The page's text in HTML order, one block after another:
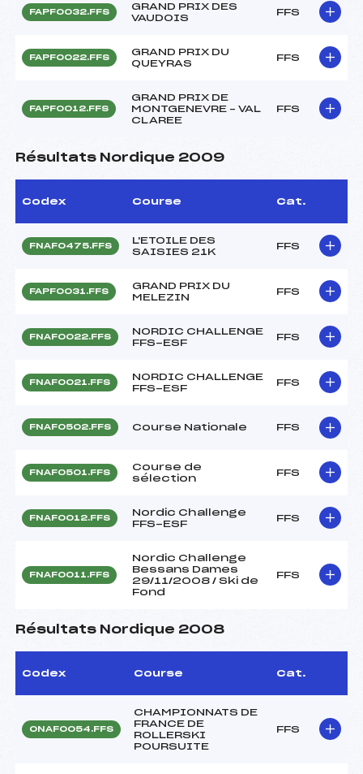
FAPF0032.FFS
GRAND PRIX DES
VAUDOIS
FFS
FAPF0022.FFS
GRAND PRIX DU
QUEYRAS
FFS
FAPF0012.FFS
GRAND PRIX DE
MONTGENEVRE – VAL
CLAREE
FFS
Résultats Nordique 2009
Codex Course Cat.
FNAF0475.FFS
L'ETOILE DES
SAISIES 21K
FFS
FAPF0031.FFS
GRAND PRIX DU
MELEZIN
FFS
FNAF0022.FFS
NORDIC CHALLENGE
FFS-ESF
FFS
FNAF0021.FFS
NORDIC CHALLENGE
FFS-ESF
FFS
FNAF0502.FFS Course Nationale FFS
FNAF0501.FFS
Course de
sélection
FFS
FNAF0012.FFS
Nordic Challenge
FFS-ESF
FFS
FNAF0011.FFS
Nordic Challenge
Bessans Dames
29/11/2008 / Ski de
Fond
FFS
Résultats Nordique 2008
Codex Course Cat.
ONAF0054.FFS
CHAMPIONNATS DE
FRANCE DE
ROLLERSKI
POURSUITE
FFS